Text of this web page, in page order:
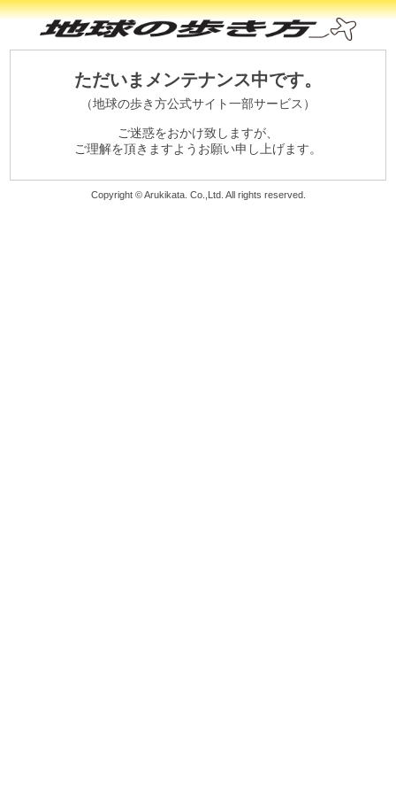
ただいまメンテナンス中です。
（地球の歩き方公式サイト一部サービス）
ご迷惑をおかけ致しますが、
ご理解を頂きますようお願い申し上げます。
Copyright © Arukikata. Co.,Ltd. All rights reserved.